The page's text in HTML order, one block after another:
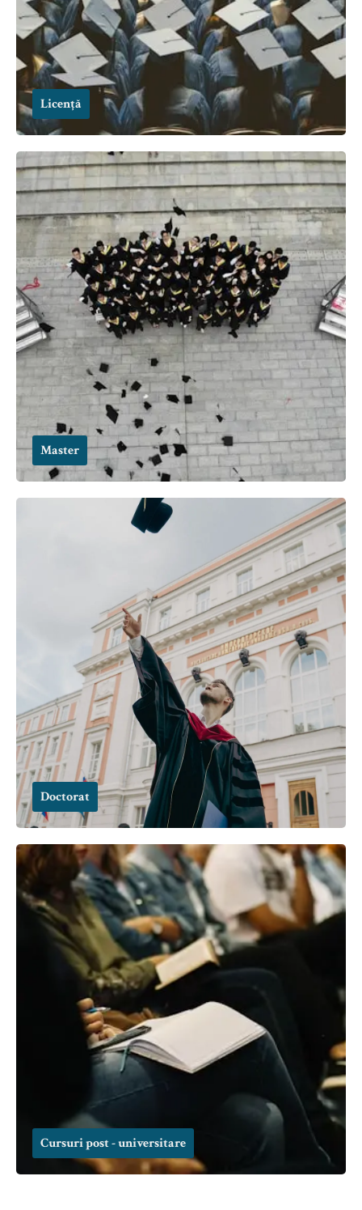
Licență
Master
Doctorat
Cursuri post - universitare